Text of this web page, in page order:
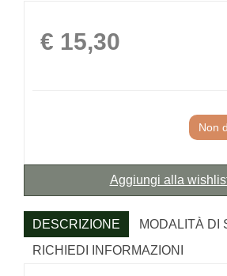
Prezzo
€ 15,30
Non
Aggiungi alla
DESCRIZIONE
MODALITÀ DI
RICHIEDI INFORMAZIONI